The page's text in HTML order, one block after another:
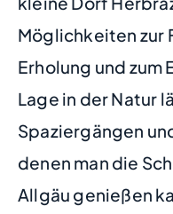
Möglichkeiten zur
Erholung und zum
Lage in der Natur
Spaziergängen
denen man die
Allgäu genießen